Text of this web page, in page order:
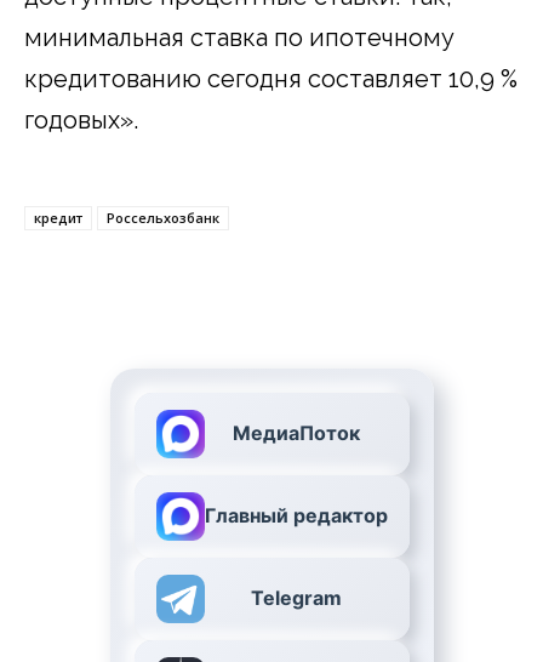
минимальная ставка по ипотечному
кредитованию сегодня составляет 10,9 %
годовых».
кредит Россельхозбанк
МедиаПоток
Главный редактор
Telegram